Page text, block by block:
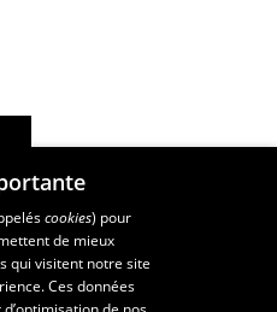
cookies) pour
de mieux
qui visitent notre site
Ces données